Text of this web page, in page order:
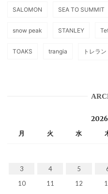
SALOMON SEA TO SUMMIT
snow peak STANLEY
TOAKS trangia トレラン
月 火 水
3
4 5
10
11 12